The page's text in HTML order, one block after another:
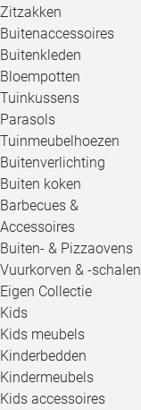
Zitzakken
Buitenaccessoires
Buitenkleden
Bloempotten
Tuinkussens
Parasols
Tuinmeubelhoezen
Buitenverlichting
Buiten koken
Barbecues &
Accessoires
Buiten- & Pizzaovens
Vuurkorven & -schalen
Eigen Collectie
Kids
Kids meubels
Kinderbedden
Kindermeubels
Kids accessoires